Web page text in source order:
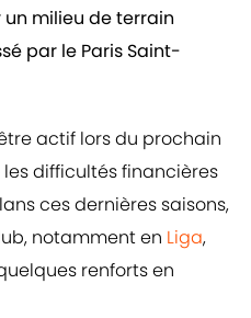
milieu de terrain
par le Paris Saint-
actif lors du prochain
difficultés financières
ces dernières saisons,
notamment en Liga,
renforts en